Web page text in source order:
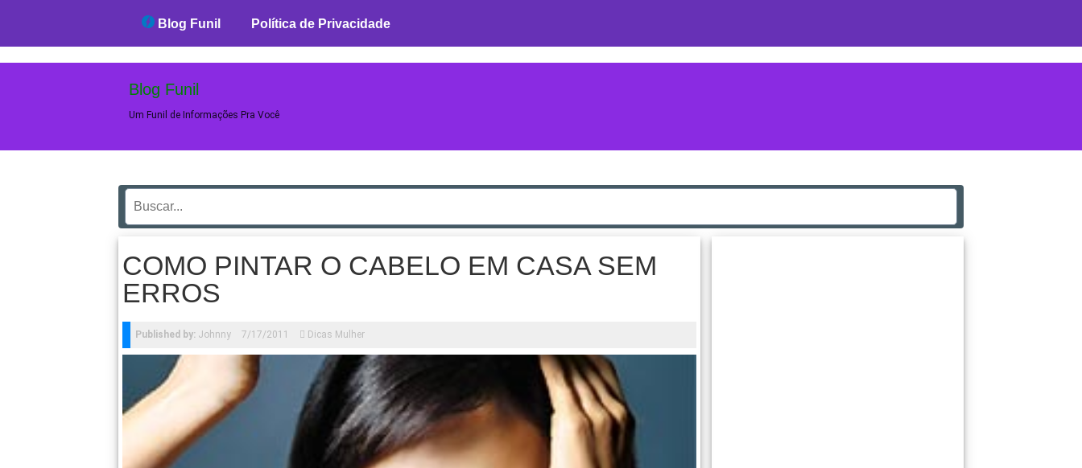
Blog Funil Política de Privacidade
Blog Funil
Um Funil de Informações Pra Você
COMO PINTAR O CABELO EM CASA SEM
ERROS
Published by: Johnny 7/17/2011 Dicas Mulher